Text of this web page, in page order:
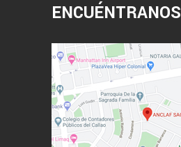
ENCUÉNTRANOS